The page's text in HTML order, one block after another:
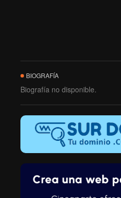
BIOGRAFÍA
Biografía no disponible.